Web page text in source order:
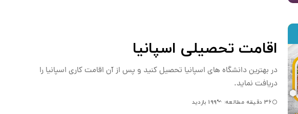
اقامت تحصیلی اسپانیا
در بهترین دانشگاه های اسپانیا تحصیل کنید و پس از آن اقامت کاری اسپانیا را
دریافت نماید.
36 دقیقه مطالعه 199 بازدید